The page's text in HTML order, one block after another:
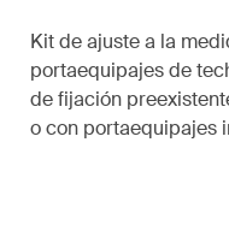
Kit de ajuste a la
portaequipajes de
de fijación
o con portaequipajes